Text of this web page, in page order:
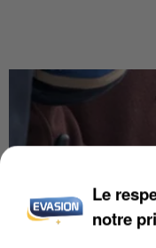
Le
notre